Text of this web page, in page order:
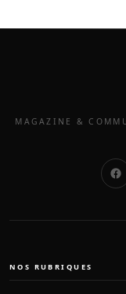
MAGAZINE &
NOS RUBRIQUES